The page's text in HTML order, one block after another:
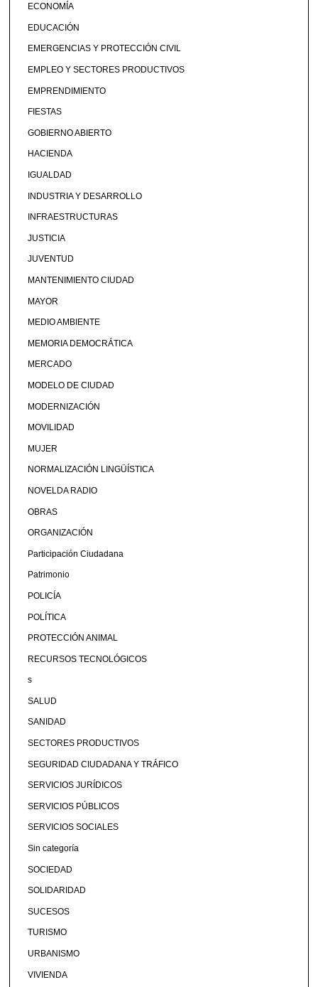
ECONOMÍA
EDUCACIÓN
EMERGENCIAS Y PROTECCIÓN CIVIL
EMPLEO Y SECTORES PRODUCTIVOS
EMPRENDIMIENTO
FIESTAS
GOBIERNO ABIERTO
HACIENDA
IGUALDAD
INDUSTRIA Y DESARROLLO
INFRAESTRUCTURAS
JUSTICIA
JUVENTUD
MANTENIMIENTO CIUDAD
MAYOR
MEDIO AMBIENTE
MEMORIA DEMOCRÁTICA
MERCADO
MODELO DE CIUDAD
MODERNIZACIÓN
MOVILIDAD
MUJER
NORMALIZACIÓN LINGÜÍSTICA
NOVELDA RADIO
OBRAS
ORGANIZACIÓN
Participación Ciudadana
Patrimonio
POLICÍA
POLÍTICA
PROTECCIÓN ANIMAL
RECURSOS TECNOLÓGICOS
s
SALUD
SANIDAD
SECTORES PRODUCTIVOS
SEGURIDAD CIUDADANA Y TRÁFICO
SERVICIOS JURÍDICOS
SERVICIOS PÚBLICOS
SERVICIOS SOCIALES
Sin categoría
SOCIEDAD
SOLIDARIDAD
SUCESOS
TURISMO
URBANISMO
VIVIENDA